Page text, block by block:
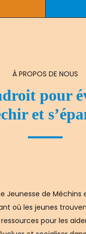
À PROPOS DE NOUS
pour
et
Jeunesse de Méchins
où les jeunes
pour les